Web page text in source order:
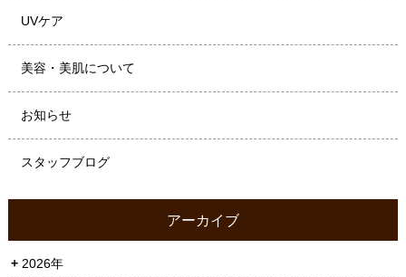
UVケア
美容・美肌について
お知らせ
スタッフブログ
アーカイブ
2026年